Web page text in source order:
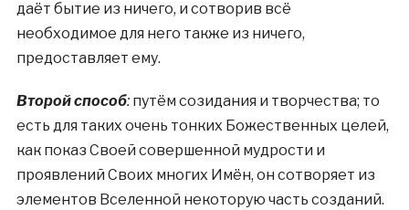
даёт бытие из ничего, и сотворив всё
необходимое для него также из ничего,
предоставляет ему.
Второй способ:путём созидания и творчества; то
есть для таких очень тонких Божественных целей,
как показ Своей совершенной мудрости и
проявлений Своих многих Имён, он сотворяет из
элементов Вселенной некоторую часть созданий.